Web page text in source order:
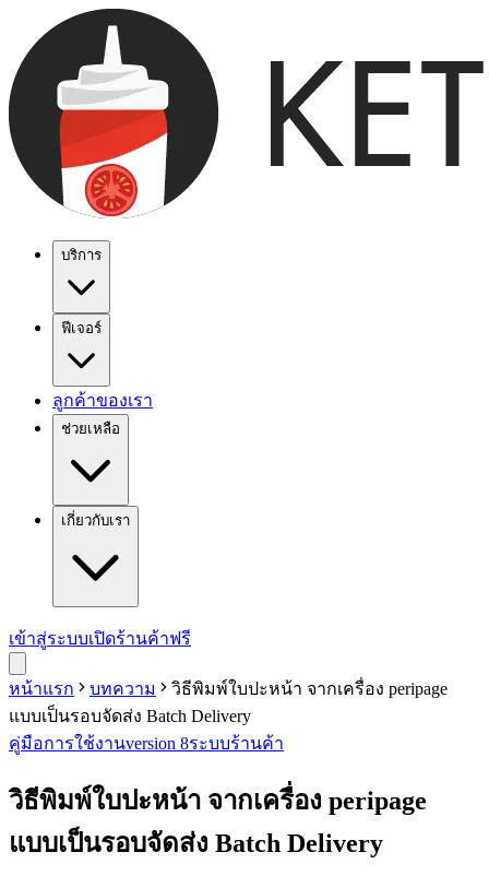
บริการ
ฟีเจอร์
ลูกค้าของเรา
ช่วยเหลือ
เกี่ยวกับเรา
เข้าสู่ระบบเปิดร้านค้าฟรี
หน้าแรก บทความ
วิธีพิมพ์ใบปะหน้า จากเครื่อง peripage
แบบเป็นรอบจัดส่ง Batch Delivery
คู่มือการใช้งานversion 8ระบบร้านค้า
วิธีพิมพ์ใบปะหน้า จากเครื่อง peripage
แบบเป็นรอบจัดส่ง Batch Delivery